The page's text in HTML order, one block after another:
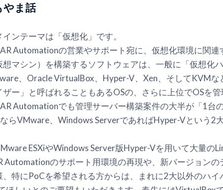
やま話
ンテーマは「仮想化」です。
Automationの営業やサポート宛に、仮想化環境に関連
マシン）を構築するソフトウェアは、一般に「仮想化
、Oracle VirtualBox、Hyper-V、Xen、そしてKVMな
ザー」と呼ばれることもあるOSの、さらに上位でOSを
Automationでも管理サーバー構築案件の大半が「1台
らVMware、Windows ServerであればHyper-Vという2
ESXiやWindows Server版Hyper-Vを用いて大量の
Automationのサポート用環境の再現や、新バージョンの
、特にPoCを希望される方からは、まれに2大以外のハ